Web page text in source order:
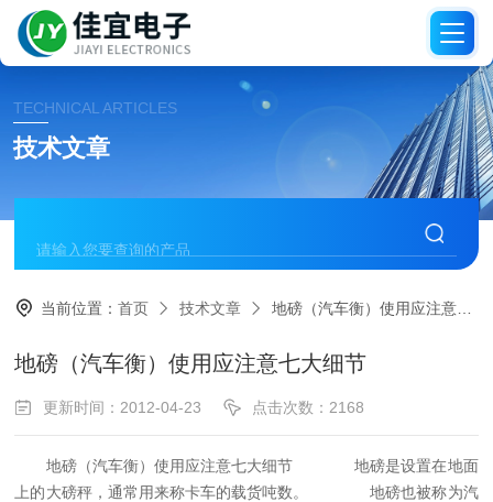
TECHNICAL ARTICLES
技术文章
当前位置：首页 技术文章 地磅（汽车衡）使用应注意七大细节
地磅（汽车衡）使用应注意七大细节
更新时间：2012-04-23 点击次数：2168
地磅（汽车衡）使用应注意七大细节
地磅是设置在地面
上的大磅秤，通常用来称卡车的载货吨数。
地磅也被称为汽